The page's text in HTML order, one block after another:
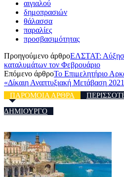
αιγιαλού
δημοπρασιών
θάλασσα
παραλίες
προσβασιμότητας
Προηγούμενο άρθροΕΛΣΤΑΤ:
καταλυμάτων τον Φεβρουάριο
Επόμενο άρθροΤο Επιμελητήριο
«Δίκαιη Αναπτυξιακή Μετάβαση
ΠΑΡΟΜΟΙΑ ΑΡΘΡΑ
ΔΗΜΙΟΥΡΓΟ